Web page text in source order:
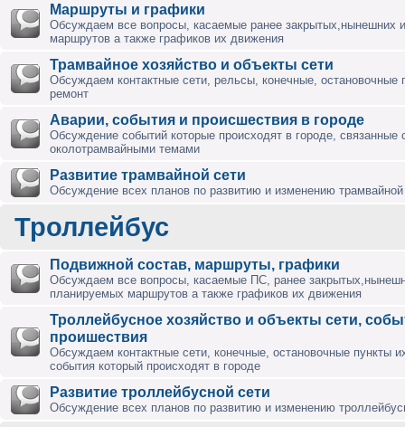
Маршруты и графики
Обсуждаем все вопросы, касаемые ранее закрытых,нынешних
маршрутов а также графиков их движения
Трамвайное хозяйство и объекты сети
Обсуждаем контактные сети, рельсы, конечные, остановочные
ремонт
Аварии, события и происшествия в городе
Обсуждение событий которые происходят в городе, связанные
околотрамвайными темами
Развитие трамвайной сети
Обсуждение всех планов по развитию и изменению трамвайной
Троллейбус
Подвижной состав, маршруты, графики
Обсуждаем все вопросы, касаемые ПС, ранее
планируемых маршрутов а также графиков их движения
Троллейбусное хозяйство и объекты сети,
проишествия
Обсуждаем контактные сети, конечные, остановочные пункты
события который происходят в городе
Развитие троллейбусной сети
Обсуждение всех планов по развитию и изменению